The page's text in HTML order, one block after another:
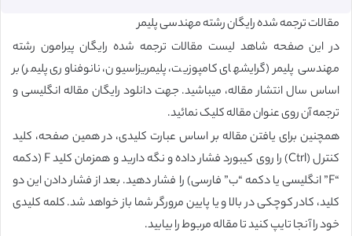
مقالات ترجمه شده رایگانرشته مهندسی پلیمر
در این صفحه شاهد لیست مقالات ترجمه شده رایگان پیرامون رشته
مهندسی پلیمر(گرایشهای کامپوزیت، پلیمریزاسیون، نانوفناوری پلیمر) بر
اساس سال انتشار مقاله، میباشید. جهت دانلود رایگان مقاله انگلیسی و
ترجمه آن روی عنوان مقاله کلیک نمائید.
همچنین برای یافتن مقاله بر اساس عبارت کلیدی، در همین صفحه، کلید
کنترل (Ctrl) را روی کیبورد فشار داده و نگه دارید و همزمان کلید F (دکمه
“F” انگلیسی یا دکمه “ب” فارسی) را فشار دهید. بعد از فشار دادن این دو
کلید، کادر کوچکی در بالا و یا پایین مرورگر شما باز خواهد شد. کلمه کلیدی
خود را آنجا تایپ کنید تا مقاله مربوط را بیابید.